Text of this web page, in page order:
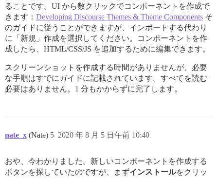
ることです。UI から数クリックでコンポーネントを作成で
きます： Developing Discourse Themes & Theme Components そ
のガイドに従うことができますが、インポートする代わり
に「新規」作成を選択してください。コンポーネントを作
成したら、HTML/CSS/JS を追加するために編集できます。
スクリーンショットを作成する時間がありませんが、必要
な手順はすでにガイドに記載されています。すべてを読む
必要はありません。1 分もかからずに完了します。
nate_x (Nate) 2020 年 8 月 5 日午前 10:40
5
おや、今わかりました。新しいコンポーネントを作成する
ボタンを探していたのですが、まずインストールをクリッ